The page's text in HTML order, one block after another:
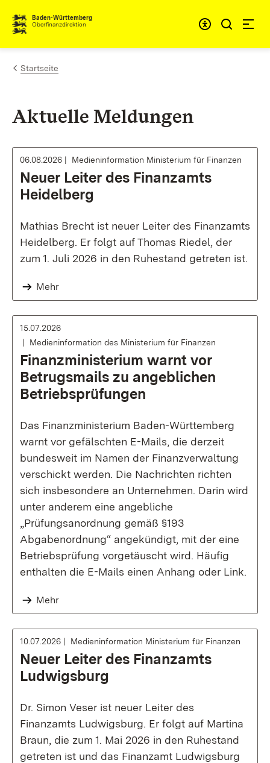
Zum Inhalt springen
Baden-Württemberg
Oberfinanzdirektion
Startseite
Aktuelle Meldungen
06.08.2026 Medieninformation Ministerium für Finanzen
Neuer Leiter des Finanzamts
Heidelberg
Mathias Brecht ist neuer Leiter des Finanzamts
Heidelberg. Er folgt auf Thomas Riedel, der
zum 1. Juli 2026 in den Ruhestand getreten ist.
Mehr
15.07.2026
Medieninformation des Ministerium für Finanzen
Finanzministerium warnt vor
Betrugsmails zu angeblichen
Betriebsprüfungen
Das Finanzministerium Baden-Württemberg
warnt vor gefälschten E-Mails, die derzeit
bundesweit im Namen der Finanzverwaltung
verschickt werden. Die Nachrichten richten
sich insbesondere an Unternehmen. Darin wird
unter anderem eine angebliche
„Prüfungsanordnung gemäß §193
Abgabenordnung“ angekündigt, mit der eine
Betriebsprüfung vorgetäuscht wird. Häufig
enthalten die E-Mails einen Anhang oder Link.
Mehr
10.07.2026 Medieninformation Ministerium für Finanzen
Neuer Leiter des Finanzamts
Ludwigsburg
Dr. Simon Veser ist neuer Leiter des
Finanzamts Ludwigsburg. Er folgt auf Martina
Braun, die zum 1. Mai 2026 in den Ruhestand
getreten ist und das Finanzamt Ludwigsburg